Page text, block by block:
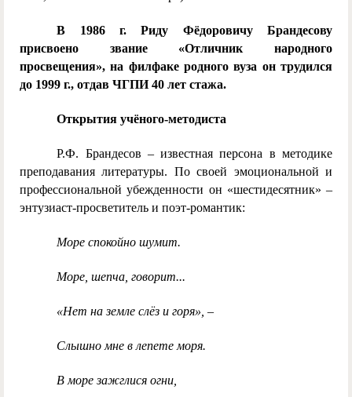
В 1986 г. Риду Фёдоровичу Брандесову
присвоено звание «Отличник народного
просвещения», на филфаке родного вуза он трудился
до 1999 г., отдав ЧГПИ 40 лет стажа.
Открытия учёного-методиста
Р.Ф. Брандесов – известная персона в методике
преподавания литературы. По своей эмоциональной и
профессиональной убежденности он «шестидесятник» –
энтузиаст-просветитель и поэт-романтик:
Море спокойно шумит.
Море, шепча, говорит...
«Нет на земле слёз и горя», –
Слышно мне в лепете моря.
В море зажглися огни,